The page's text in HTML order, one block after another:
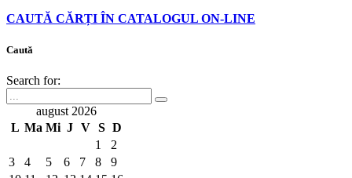
CAUTĂ CĂRȚI ÎN CATALOGUL ON-LINE
Caută
Search for:
august 2026
L Ma Mi J V S D
1
2
3
4 5 6 7 8
9